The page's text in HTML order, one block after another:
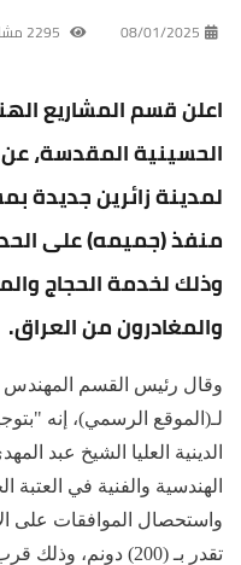
08/01/2025
اعلن قسم المشاريع
الحسينية المقدسة،
منفذ (جميمه) على
وذلك لخدمة الحجاج
والمغادرون من العراق.
وقال رئيس القسم
لـ(الموقع الرسمي)، إنه
الدينية العليا الشيخ عبد
الهندسية والفنية في
واستحصال الموافقات على
تقدر بـ (200) دونم، وذلك قرب منفذ (جميمه)